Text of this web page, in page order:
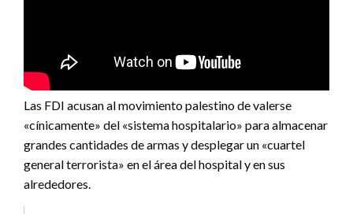
Las FDI acusan al movimiento palestino de valerse
«cínicamente» del «sistema hospitalario» para almacenar
grandes cantidades de armas y desplegar un «cuartel
general terrorista» en el área del hospital y en sus
alrededores.